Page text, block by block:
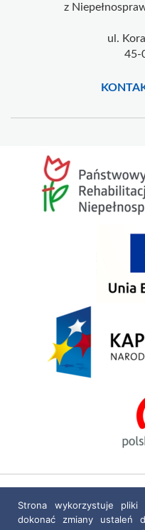
z
ul.
45-
Projekt i
Strona wykorzystuje
dokonać zmiany ustaleń